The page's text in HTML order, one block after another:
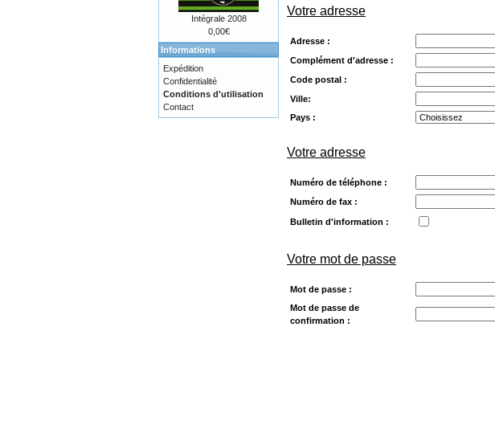
Votre adresse
Adresse :
Complément d'adresse :
Code postal :
Ville:
Pays :
Votre adresse
Numéro de téléphone :
Numéro de fax :
Bulletin d'information :
Votre mot de passe
Mot de passe :
Mot de passe de
confirmation :
Intégrale 2008
0,00€
Informations
Expédition
Confidentialité
Conditions d'utilisation
Contact